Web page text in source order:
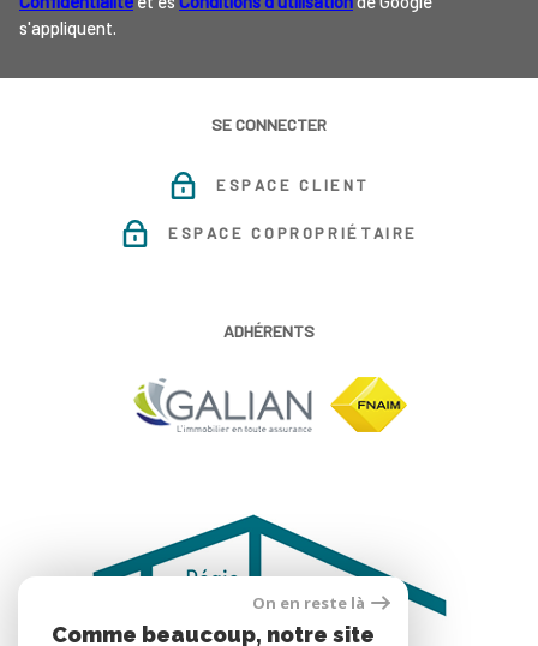
s'appliquent.
SE CONNECTER
ESPACE CLIENT
ESPACE COPROPRIÉTAIRE
ADHÉRENTS
On en reste là
Comme beaucoup, notre site